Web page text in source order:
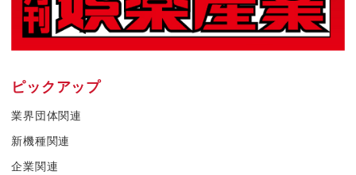
ピックアップ
業界団体関連
新機種関連
企業関連